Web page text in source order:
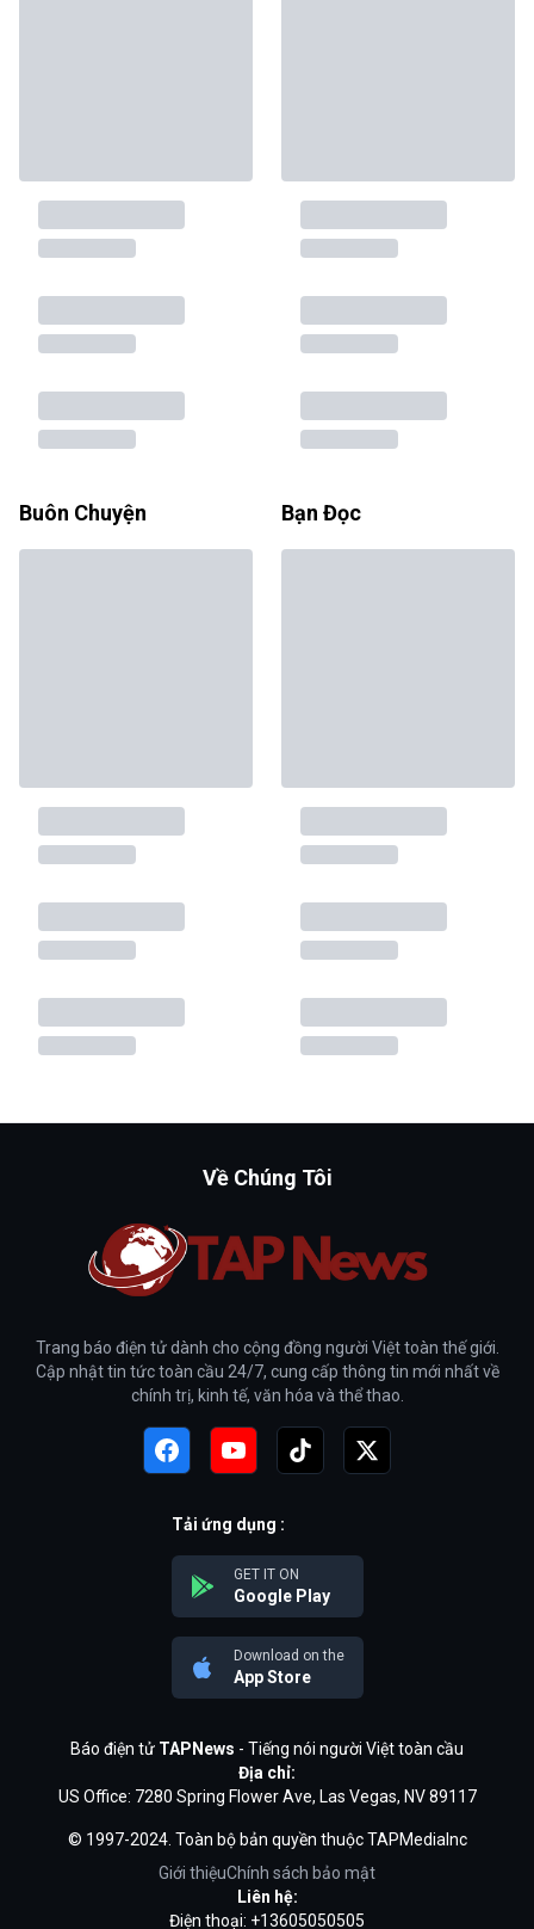
Buôn Chuyện Bạn Đọc
Về Chúng Tôi
Trang báo điện tử dành cho cộng đồng người Việt toàn thế giới.
Cập nhật tin tức toàn cầu 24/7, cung cấp thông tin mới nhất về
chính trị, kinh tế, văn hóa và thể thao.
Tải ứng dụng :
GET IT ON
Google Play
Download on the
App Store
Báo điện tử TAPNews - Tiếng nói người Việt toàn cầu
Địa chỉ:
US Office: 7280 Spring Flower Ave, Las Vegas, NV 89117
© 1997-2024. Toàn bộ bản quyền thuộc TAPMediaInc
Giới thiệuChính sách bảo mật
Liên hệ:
Điện thoại: +13605050505